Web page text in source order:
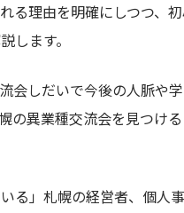
る理由を明確にしつつ、
します。
会しだいで今後の人脈や
の異業種交流会を見つけ
る」札幌の経営者、個人